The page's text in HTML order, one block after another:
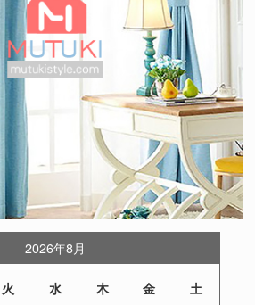
2026年8月
火 水 木 金 土